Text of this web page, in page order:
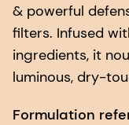
& powerful
filters. Infused
ingredients, it
luminous, dry-
Formulation